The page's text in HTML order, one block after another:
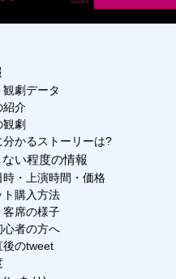
観劇データ
紹介
劇
分かるストーリーは?
い程度の情報
時・上演時間・価格
ト購入方法
客席の様子
心者の方へ
後のtweet